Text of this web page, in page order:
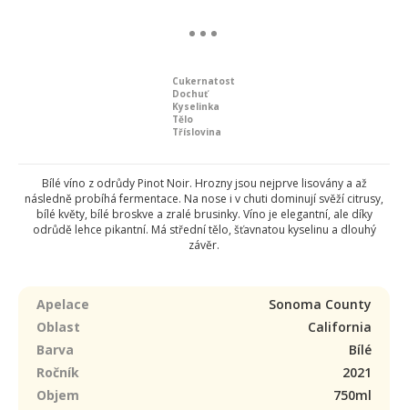
Cukernatost
Dochuť
Kyselinka
Tělo
Tříslovina
Bílé víno z odrůdy Pinot Noir. Hrozny jsou nejprve lisovány a až
následně probíhá fermentace. Na nose i v chuti dominují svěží citrusy,
bílé květy, bílé broskve a zralé brusinky. Víno je elegantní, ale díky
odrůdě lehce pikantní. Má střední tělo, šťavnatou kyselinu a dlouhý
závěr.
Apelace
Sonoma County
Oblast
California
Barva
Bílé
Ročník
2021
Objem
750ml